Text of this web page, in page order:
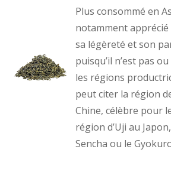
Plus consommé en
notamment
sa légèreté et son
puisqu’il n’est pas
les régions
peut citer la région
Chine, célèbre pour
région d’Uji au
Sencha ou le